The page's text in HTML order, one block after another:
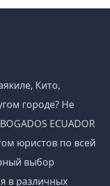
Кито,
городе? Не
ECUADOR
юристов по всей
выбор
в различных